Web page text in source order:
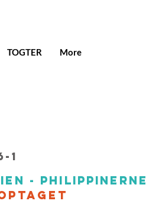
TOGTER More
1
- Philippinerne